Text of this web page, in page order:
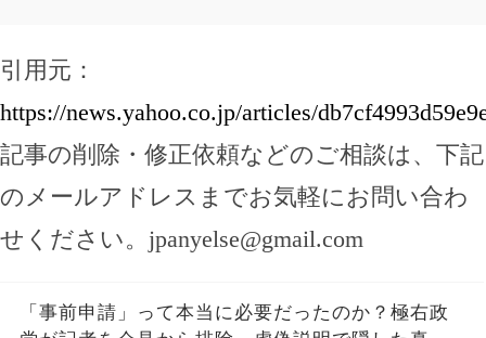
引用元：
https://news.yahoo.co.jp/articles/
記事の削除・修正依頼などのご相談は、下記
のメールアドレスまでお気軽にお問い合わ
せください。 jpanyelse@gmail.com
「事前申請」って本当に必要だったのか？極右政